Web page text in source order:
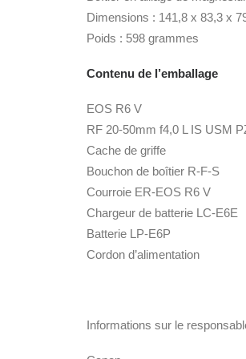
Dimensions : 141,8 x 83,3 x
Poids : 598 grammes
Contenu de l’emballage
EOS R6 V
RF 20-50mm f4,0 L IS USM
Cache de griffe
Bouchon de boîtier R-F-S
Courroie ER-EOS R6 V
Chargeur de batterie LC-E6E
Batterie LP-E6P
Cordon d’alimentation
Informations sur le